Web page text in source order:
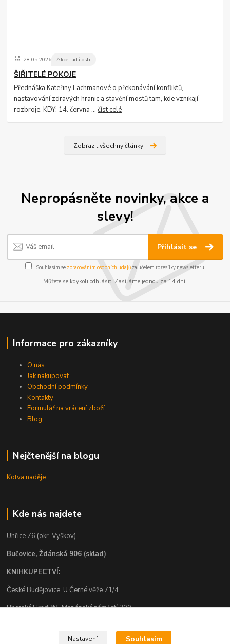
28.05.2026 Akce, události
ŠIŘITELÉ POKOJE
Přednáška Kateřiny Lachmanové o překonávání konfliktů,
nastavování zdravých hranic a stavění mostů tam, kde vznikají
rozbroje. KDY: 14. června ...číst celé
Zobrazit všechny články
Nepropásněte novinky, akce a
slevy!
Přihlásit se
Souhlasím se zpracováním osobních údajůza účelem rozesílky newsletteru.
Můžete se kdykoli odhlásit. Zasíláme jednou za 14 dní.
Informace pro zákazníky
O nás
Jak nakupovat
Obchodní podmínky
Kontakty
Formulář na vrácení zboží
Blog
Nejčtenější na blogu
Kotva naděje
Kde nás najdete
Uhřice 76 (okr. Vyškov)
Bučovice, Ždánská 906 (sklad)
KNIHKUPECTVÍ:
České Budějovice, U Černé věže 71/4
Uherské Hradiště, Mariánské náměstí 200
Nastavení Souhlasím